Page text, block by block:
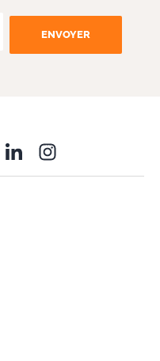
ENVOYER